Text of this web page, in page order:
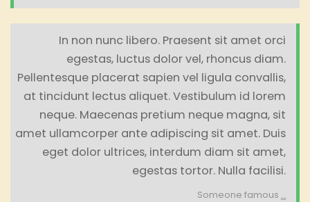
In non nunc libero. Praesent sit amet orci
egestas, luctus dolor vel, rhoncus diam.
Pellentesque placerat sapien vel ligula convallis,
at tincidunt lectus aliquet. Vestibulum id lorem
neque. Maecenas pretium neque magna, sit
amet ullamcorper ante adipiscing sit amet. Duis
eget dolor ultrices, interdum diam sit amet,
egestas tortor. Nulla facilisi.
Someone famous